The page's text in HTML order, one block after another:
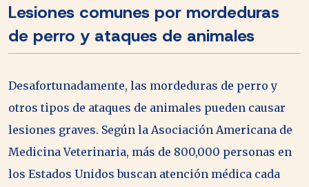
Lesiones comunes por mordeduras
de perro y ataques de animales
Desafortunadamente, las mordeduras de perro y
otros tipos de ataques de animales pueden causar
lesiones graves. Según la Asociación Americana de
Medicina Veterinaria, más de 800,000 personas en
los Estados Unidos buscan atención médica cada